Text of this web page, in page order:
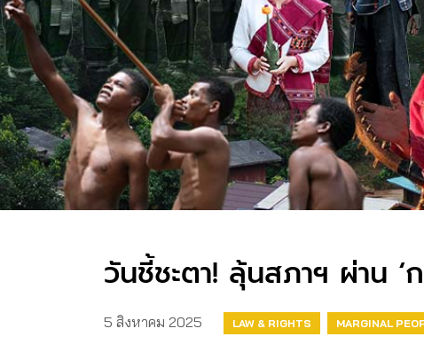
วันชี้ชะตา! ลุ้นสภาฯ ผ่าน
5 สิงหาคม 2025 LAW & RIGHTS MARGINAL